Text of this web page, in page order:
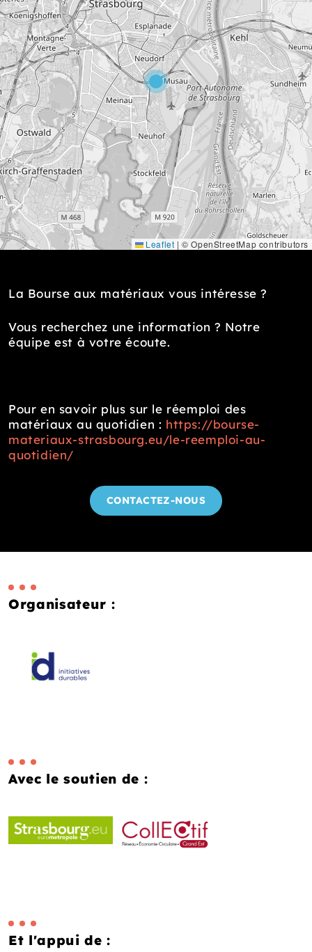
Leaflet | © OpenStreetMap contributors
La Bourse aux matériaux vous intéresse ?
Vous recherchez une information ? Notre
équipe est à votre écoute.
Pour en savoir plus sur le réemploi des
matériaux au quotidien : https://bourse-
materiaux-strasbourg.eu/le-reemploi-au-
quotidien/
CONTACTEZ-NOUS
Organisateur :
Avec le soutien de :
Et l'appui de :